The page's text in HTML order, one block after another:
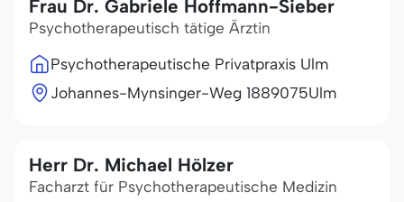
Frau Dr. Gabriele Hoffmann-Sieber
Psychotherapeutisch tätige Ärztin
Psychotherapeutische Privatpraxis Ulm
Johannes-Mynsinger-Weg 1889075Ulm
Herr Dr. Michael Hölzer
Facharzt für Psychotherapeutische Medizin